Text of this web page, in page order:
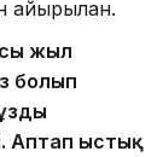
айырылған.
жыл
болып
Аптап ыстық